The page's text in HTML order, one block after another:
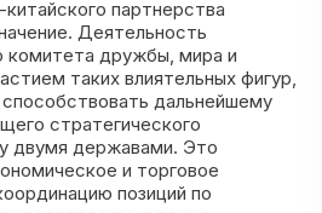
партнерства
Деятельность
комитета дружбы, мира и
таких влиятельных фигур,
дальнейшему
стратегического
двумя державами. Это
и торговое
позиций по